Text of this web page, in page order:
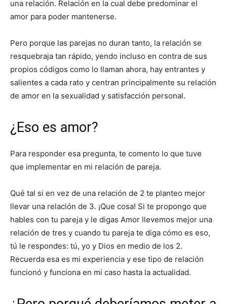
una relación. Relación en la cual debe predominar el
amor para poder mantenerse.
Pero porque las parejas no duran tanto, la relación se
resquebraja tan rápido, yendo incluso en contra de sus
propios códigos como lo llaman ahora, hay entrantes y
salientes a cada rato y centran principalmente su relación
de amor en la sexualidad y satisfacción personal.
¿Eso es amor?
Para responder esa pregunta, te comento lo que tuve
que implementar en mi relación de pareja.
Qué tal si en vez de una relación de 2 te planteo mejor
llevar una relación de 3. ¡Que cosa! Si te propongo que
hables con tu pareja y le digas Amor llevemos mejor una
relación de tres y cuando tu pareja te diga cómo es eso,
tú le respondes: tú, yo y Dios en medio de los 2.
Recuerda esa es mi experiencia y ese tipo de relación
funcionó y funciona en mi caso hasta la actualidad.